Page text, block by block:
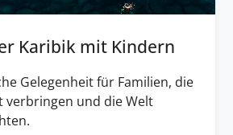
Karibik mit Kindern
Gelegenheit für Familien, die
verbringen und die Welt